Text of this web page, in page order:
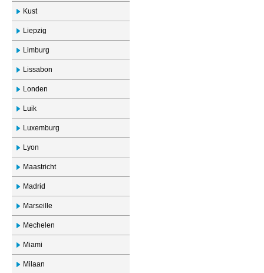
Kust
Liepzig
Limburg
Lissabon
Londen
Luik
Luxemburg
Lyon
Maastricht
Madrid
Marseille
Mechelen
Miami
Milaan